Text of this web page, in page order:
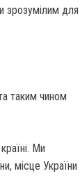
зрозумілим для
таким чином
Ми
місце України